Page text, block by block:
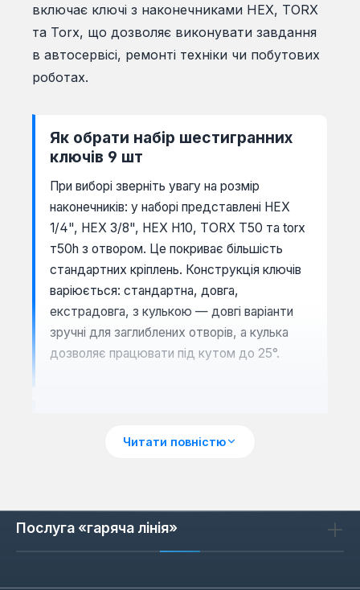
включає ключі з наконечниками HEX, TORX
та Torx, що дозволяє виконувати завдання
в автосервісі, ремонті техніки чи побутових
роботах.
Як обрати набір шестигранних
ключів 9 шт
При виборі зверніть увагу на розмір
наконечників: у наборі представлені HEX
1/4", HEX 3/8", HEX Н10, TORX Т50 та torx
т50h з отвором. Це покриває більшість
стандартних кріплень. Конструкція ключів
варіюється: стандартна, довга,
екстрадовга, з кулькою — довгі варіанти
зручні для заглиблених отворів, а кулька
дозволяє працювати під кутом до 25°.
для прямих кріплень, довга — для
важкодоступних місць, а версія з кулькою
дає змогу фіксувати гвинт під кутом.
Читати повністю
Послуга «гаряча лінія»